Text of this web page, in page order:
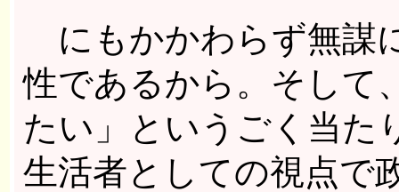
にもかかわらず無謀
性であるから。そして
たい」というごく当た
生活者としての視点で